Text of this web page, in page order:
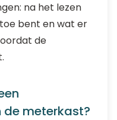
na het lezen
bent en wat er
de
meterkast?